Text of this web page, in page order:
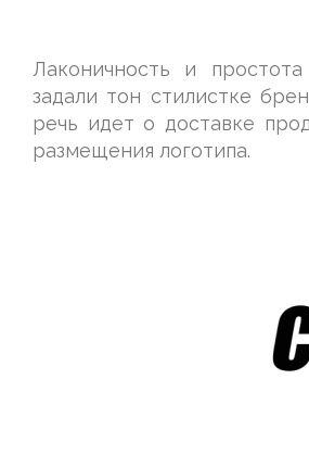
Лаконичность и
задали тон стилистке
речь идет о доставке
размещения логотипа.